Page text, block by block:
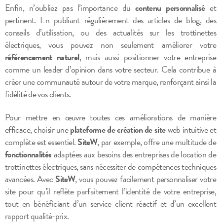
Enfin, n’oubliez pas l’importance ducontenu personnaliséet
pertinent. En publiant régulièrement des articles de blog, des
conseils d’utilisation, ou des actualités sur les trottinettes
électriques, vous pouvez non seulement améliorer votre
référencement naturel, mais aussi positionner votre entreprise
comme un leader d’opinion dans votre secteur. Cela contribue à
créer une communauté autour de votre marque, renforçant ainsi la
fidélité de vos clients.
Pour mettre en œuvre toutes ces améliorations de manière
efficace, choisir uneplateforme de création de siteweb intuitive et
complète est essentiel.SiteW, par exemple, offre une multitude de
fonctionnalitésadaptées aux besoins des entreprises de location de
trottinettes électriques, sans nécessiter de compétences techniques
avancées. Avec SiteW, vous pouvez facilement personnaliser votre
site pour qu’il reflète parfaitement l’identité de votre entreprise,
tout en bénéficiant d’un service client réactif et d’un excellent
rapport qualité-prix.